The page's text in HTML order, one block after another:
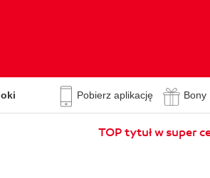
Pobierz aplikację Bony
TOP tytuł w super